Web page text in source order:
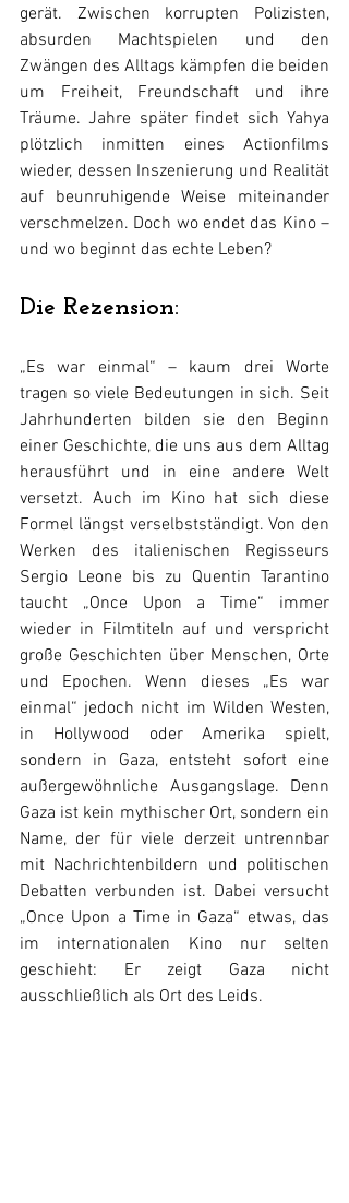
gerät. Zwischen korrupten Polizisten,
absurden Machtspielen und den
Zwängen des Alltags kämpfen die beiden
um Freiheit, Freundschaft und ihre
Träume. Jahre später findet sich Yahya
plötzlich inmitten eines Actionfilms
wieder, dessen Inszenierung und Realität
auf beunruhigende Weise miteinander
verschmelzen. Doch wo endet das Kino –
und wo beginnt das echte Leben?
Die Rezension:
„Es war einmal“ – kaum drei Worte
tragen so viele Bedeutungen in sich. Seit
Jahrhunderten bilden sie den Beginn
einer Geschichte, die uns aus dem Alltag
herausführt und in eine andere Welt
versetzt. Auch im Kino hat sich diese
Formel längst verselbstständigt. Von den
Werken des italienischen Regisseurs
Sergio Leone bis zu Quentin Tarantino
taucht „Once Upon a Time“ immer
wieder in Filmtiteln auf und verspricht
große Geschichten über Menschen, Orte
und Epochen. Wenn dieses „Es war
einmal“ jedoch nicht im Wilden Westen,
in Hollywood oder Amerika spielt,
sondern in Gaza, entsteht sofort eine
außergewöhnliche Ausgangslage. Denn
Gaza ist kein mythischer Ort, sondern ein
Name, der für viele derzeit untrennbar
mit Nachrichtenbildern und politischen
Debatten verbunden ist. Dabei versucht
„Once Upon a Time in Gaza“ etwas, das
im internationalen Kino nur selten
geschieht: Er zeigt Gaza nicht
ausschließlich als Ort des Leids.